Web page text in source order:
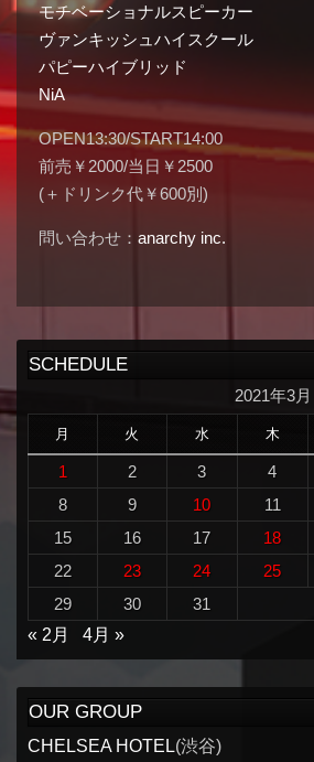
モチベーショナルスピーカー
ヴァンキッシュハイスクール
パピーハイブリッド
NiA
OPEN13:30/START14:00
前売￥2000/当日￥2500
(＋ドリンク代￥600別)
問い合わせ：anarchy inc.
SCHEDULE
2021年3月
月 火 水 木
1 2 3 4
8
9 10 11
15
16 17 18
22
23 24 25
29
30
31
« 2月
4月 »
OUR GROUP
CHELSEA HOTEL(渋谷)